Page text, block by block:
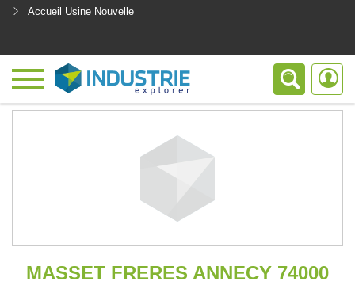
Accueil Usine Nouvelle
MASSET FRERES ANNECY 74000